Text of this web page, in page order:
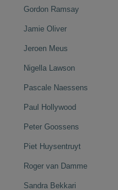
Gordon Ramsay
Jamie Oliver
Jeroen Meus
Nigella Lawson
Pascale Naessens
Paul Hollywood
Peter Goossens
Piet Huysentruyt
Roger van Damme
Sandra Bekkari